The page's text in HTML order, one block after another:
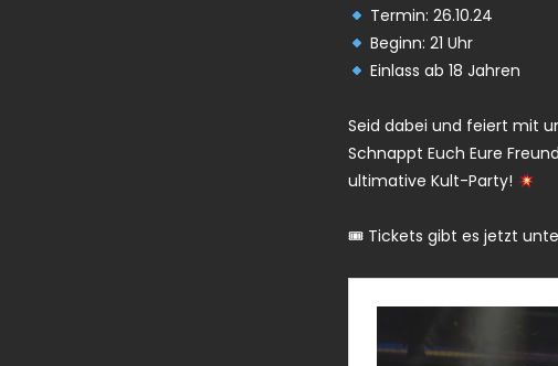
Termin: 26.10.24
Beginn: 21 Uhr
Einlass ab 18 Jahren
Seid dabei und feiert mit
Schnappt Euch Eure
ultimative Kult-Party!
🎟 Tickets gibt es jetzt